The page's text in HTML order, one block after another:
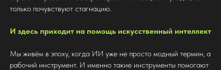
только почувствуют стагнацию.
И здесь приходит на помощь искусственный интеллект
Мы живём в эпоху, когда ИИ уже не просто модный термин, а
рабочий инструмент. И именно такие инструменты помогают